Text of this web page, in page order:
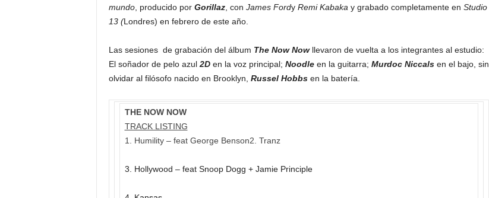
mundo, producido por Gorillaz, con James Fordy Remi Kabaka y grabado completamente en Studio
13 (Londres) en febrero de este año.
Las sesiones de grabación del álbum The Now Nowllevaron de vuelta a los integrantes al estudio:
El soñador de pelo azul 2D en la voz principal; Noodle en la guitarra; Murdoc Niccals en el bajo, sin
olvidar al filósofo nacido en Brooklyn, Russel Hobbsen la batería.
THE NOW NOW
TRACK LISTING
1. Humility – feat George Benson2. Tranz
3. Hollywood – feat Snoop Dogg + Jamie Principle